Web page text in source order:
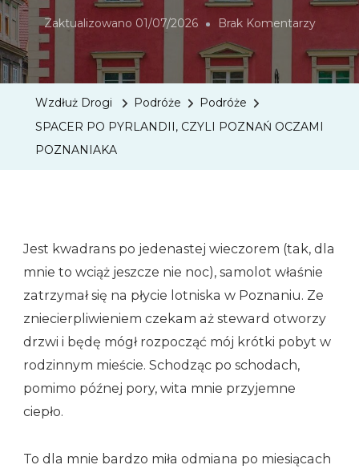
Zaktualizowano 01/07/2026 Brak KomentarzyDo
PO
Wzdłuż Drogi Podróże
Podróże
SPACER PO PYRLANDII, CZYLI POZNAŃ OCZAMI
POZNANIAKA
Jest kwadrans po jedenastej wieczorem (tak, dla
mnie to wciąż jeszcze nie noc), samolot właśnie
zatrzymał się na płycie lotniska w Poznaniu. Ze
zniecierpliwieniem czekam aż steward otworzy
drzwi i będę mógł rozpocząć mój krótki pobyt w
rodzinnym mieście. Schodząc po schodach,
pomimo późnej pory, wita mnie przyjemne
ciepło.
To dla mnie bardzo miła odmiana po miesiącach